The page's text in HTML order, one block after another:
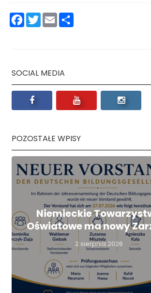
Facebook
Twitter
Email
SOCIAL MEDIA
POZOSTAŁE WPISY
Niemieckie
Oświatowe ma nowy
2 sierpnia 2026